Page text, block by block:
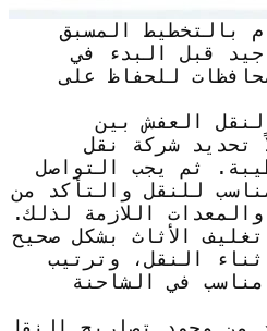
بالتخطيط المسبق
قبل البدء في
للحفاظ على
لنقل العفش بين
تحديد شركة نقل
ثم يجب التواصل
للنقل والتأكد من
اللازمة لذلك.
الأثاث بشكل صحيح
النقل، وترتيب
في الشاحنة